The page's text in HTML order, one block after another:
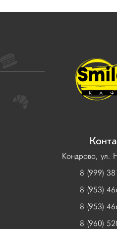
Кондрово, ул.
8 (999)
8 (953)
8 (953)
8 (960)